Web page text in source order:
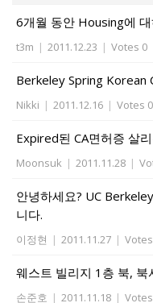
6개월 동안 Housing에 대
t3m | 2011.12.23 | Votes 0
Berkeley Spring Korean
Nikki | 2011.12.16 | Votes 0
Expired된 CA면허증 살
Moonsuk | 2011.11.28 |
안녕하세요? UC
니다.
이정현 | 2011.11.27 |
웨스트 빌리지 1층 북, 북
손준호 | 2011.11.18 |